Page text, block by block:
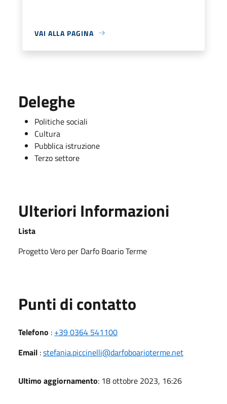
VAI ALLA PAGINA
Deleghe
Politiche sociali
Cultura
Pubblica istruzione
Terzo settore
Ulteriori Informazioni
Lista
Progetto Vero per Darfo Boario Terme
Punti di contatto
Telefono : +39 0364 541100
Email :stefania.piccinelli@darfoboarioterme.net
Ultimo aggiornamento: 18 ottobre 2023, 16:26